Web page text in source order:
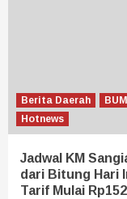
Berita Daerah
Hotnews
Jadwal KM
dari Bitung Hari
Tarif Mulai